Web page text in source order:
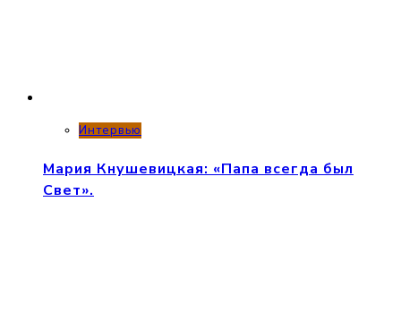
Интервью
Мария Кнушевицкая: «Папа всегда был
Свет».